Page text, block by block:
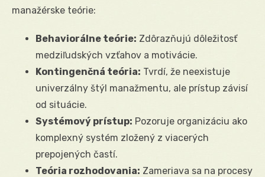
manažérske teórie:
Behaviorálne teórie: Zdôrazňujú dôležitosť
medziľudských vzťahov a motivácie.
Kontingenčná teória: Tvrdí, že neexistuje
univerzálny štýl manažmentu, ale prístup závisí
od situácie.
Systémový prístup: Pozoruje organizáciu ako
komplexný systém zložený z viacerých
prepojených častí.
Teória rozhodovania: Zameriava sa na procesy